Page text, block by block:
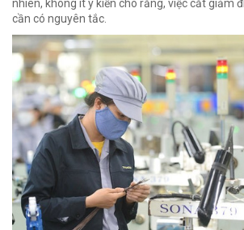
nhiên, không ít ý kiến cho rằng, việc cắt giảm
cần có nguyên tắc.